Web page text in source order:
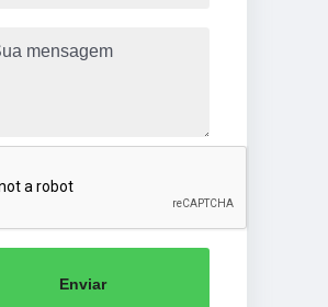
Enviar